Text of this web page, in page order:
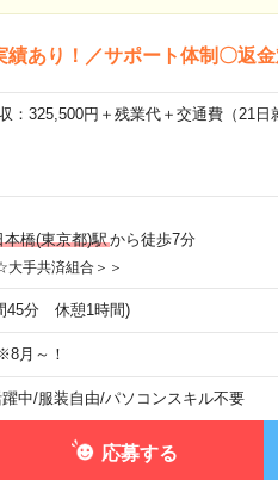
あり！／サポート体制〇返金
325,500円＋残業代＋交通費（21日
本橋(東京都)駅から徒歩7分
手共済組合＞＞
45分 休憩1時間)
月～！
中/服装自由/パソコンスキル不要
応募する